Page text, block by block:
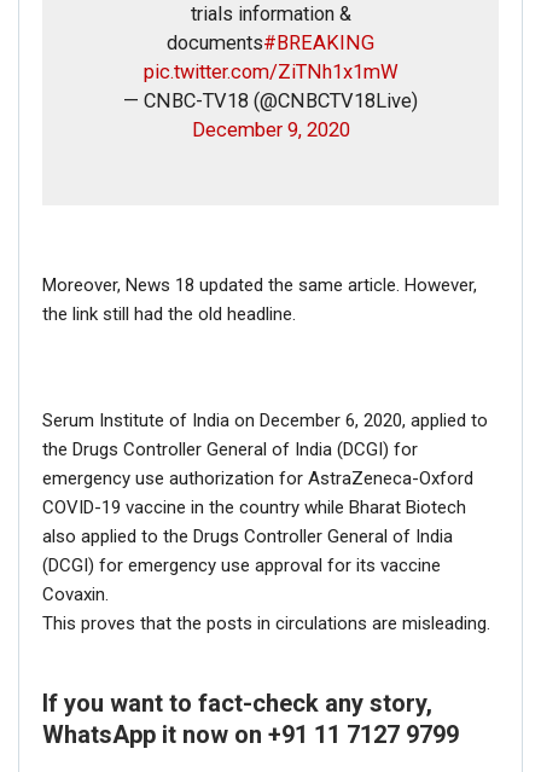
trials information &
documents#BREAKING
pic.twitter.com/ZiTNh1x1mW
— CNBC-TV18 (@CNBCTV18Live)
December 9, 2020
Moreover, News 18 updated the same article. However,
the link still had the old headline.
Serum Institute of India on December 6, 2020, applied to
the Drugs Controller General of India (DCGI) for
emergency use authorization for AstraZeneca-Oxford
COVID-19 vaccine in the country while Bharat Biotech
also applied to the Drugs Controller General of India
(DCGI) for emergency use approval for its vaccine
Covaxin.
This proves that the posts in circulations are misleading.
If you want to fact-check any story,
WhatsApp it now on +91 11 7127 9799